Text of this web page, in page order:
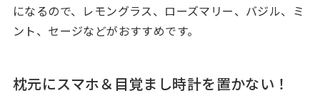
になるので、レモングラス、ローズマリー、バジル、ミ
ント、セージなどがおすすめです。
枕元にスマホ＆目覚まし時計を置かない！